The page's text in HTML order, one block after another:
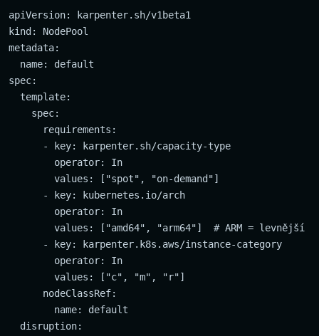
apiVersion: karpenter.sh/v1beta1
kind: NodePool
metadata:
  name: default
spec:
  template:
    spec:
      requirements:
      - key: karpenter.sh/capacity-type
        operator: In
        values: ["spot", "on-demand"]
      - key: kubernetes.io/arch
        operator: In
        values: ["amd64", "arm64"]  # ARM = levnější
      - key: karpenter.k8s.aws/instance-category
        operator: In
        values: ["c", "m", "r"]
      nodeClassRef:
        name: default
  disruption: